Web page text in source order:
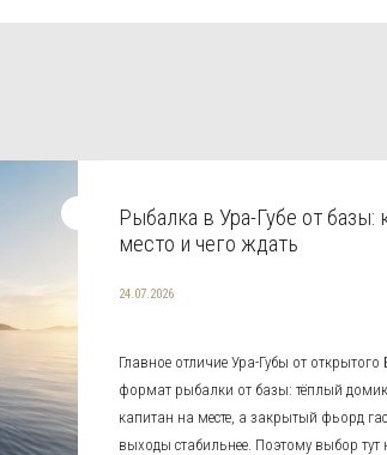
Рыбалка в Ура-Губе от базы:
место и чего ждать
24.07.2026
Главное отличие Ура-Губы от
формат рыбалки от базы: тёплый
капитан на месте, а закрытый фьорд
выходы стабильнее. Поэтому выбор тут